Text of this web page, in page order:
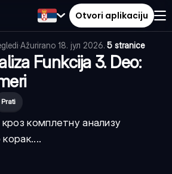
Otvori aplikaciju
·Ažurirano 18. јул 2026.·5 stranice
Funkcija 3. Deo:
Prati
комплетну анализу
корак....